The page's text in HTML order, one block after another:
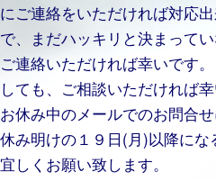
にご連絡をいただければ対応
で、まだハッキリと決まって
ご連絡いただければ幸いです
しても、ご相談いただければ幸
お休み中のメールでのお問合
休み明けの１９日(月)以降にな
宜しくお願い致します。